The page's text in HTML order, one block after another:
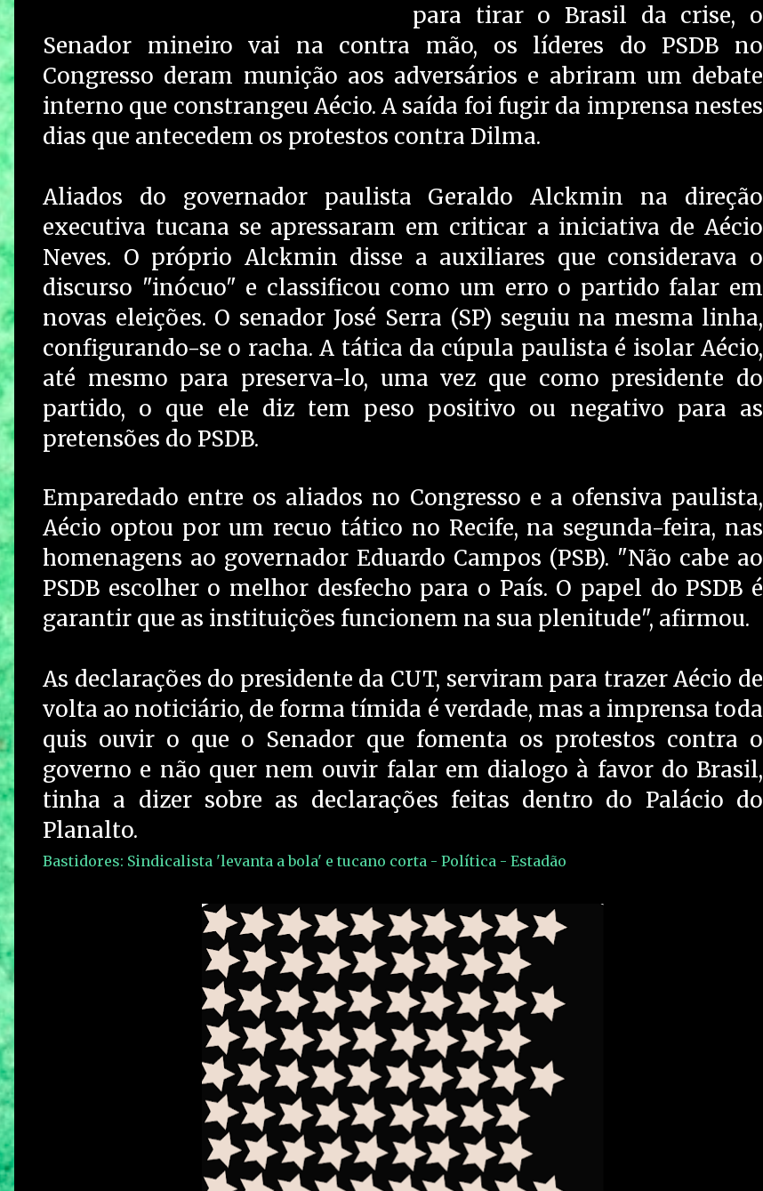
para tirar o Brasil da crise, o
Senador mineiro vai na contra mão, os líderes do PSDB no
Congresso deram munição aos adversários e abriram um debate
interno que constrangeu Aécio. A saída foi fugir da imprensa nestes
dias que antecedem os protestos contra Dilma.
Aliados do governador paulista Geraldo Alckmin na direção
executiva tucana se apressaram em criticar a iniciativa de Aécio
Neves. O próprio Alckmin disse a auxiliares que considerava o
discurso "inócuo" e classificou como um erro o partido falar em
novas eleições. O senador José Serra (SP) seguiu na mesma linha,
configurando-se o racha. A tática da cúpula paulista é isolar Aécio,
até mesmo para preserva-lo, uma vez que como presidente do
partido, o que ele diz tem peso positivo ou negativo para as
pretensões do PSDB.
Emparedado entre os aliados no Congresso e a ofensiva paulista,
Aécio optou por um recuo tático no Recife, na segunda-feira, nas
homenagens ao governador Eduardo Campos (PSB). "Não cabe ao
PSDB escolher o melhor desfecho para o País. O papel do PSDB é
garantir que as instituições funcionem na sua plenitude", afirmou.
As declarações do presidente da CUT, serviram para trazer Aécio de
volta ao noticiário, de forma tímida é verdade, mas a imprensa toda
quis ouvir o que o Senador que fomenta os protestos contra o
governo e não quer nem ouvir falar em dialogo à favor do Brasil,
tinha a dizer sobre as declarações feitas dentro do Palácio do
Planalto.
Bastidores: Sindicalista 'levanta a bola' e tucano corta - Política - Estadão